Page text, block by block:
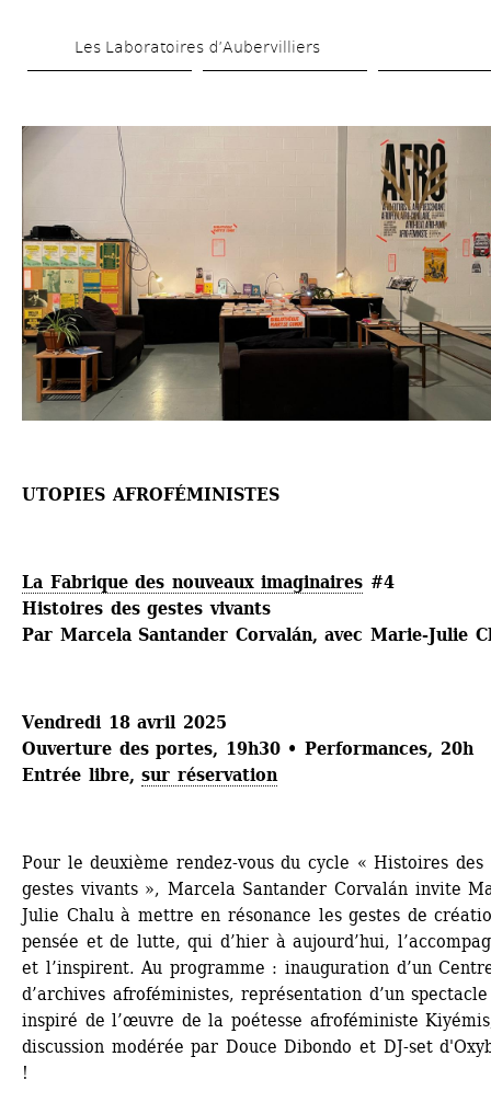
au
principal
Les Laboratoires d’Aubervilliers
UTOPIES AFROFÉMINISTES
La Fabrique des nouveaux imaginaires #4
Histoires des gestes vivants
Par Marcela Santander Corvalán, avec Marie-Julie
Vendredi 18 avril 2025
Ouverture des portes, 19h30 • Performances, 20h
Entrée libre, sur réservation
Pour le deuxième rendez-vous du cycle « Histoires des
gestes vivants », Marcela Santander Corvalán invite
Julie Chalu à mettre en résonance les gestes de
pensée et de lutte, qui d’hier à aujourd’hui,
et l’inspirent. Au programme : inauguration d’un
d’archives afroféministes, représentation d’un spectacle
inspiré de l’œuvre de la poétesse afroféministe
discussion modérée par Douce Dibondo et DJ-set
!